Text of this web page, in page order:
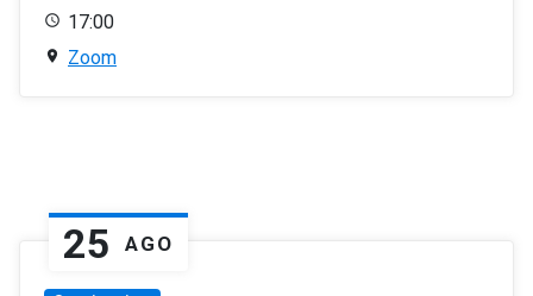
17:00
Zoom
25 AGO